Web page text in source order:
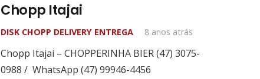
Chopp Itajai
DISK CHOPP DELIVERY ENTREGA 8 anos atrás
Chopp Itajai – CHOPPERINHA BIER (47) 3075-
0988 / WhatsApp (47) 99946-4456